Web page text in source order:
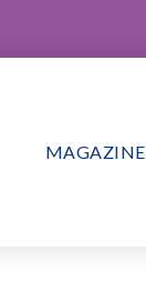
MAGAZINE